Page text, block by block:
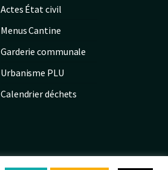
Actes État civil
Menus Cantine
Garderie communale
Urbanisme PLU
Calendrier déchets